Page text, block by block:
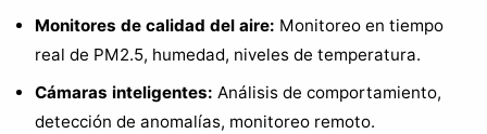
Monitores de calidad del aire: Monitoreo en tiempo
real de PM2.5, humedad, niveles de temperatura.
Cámaras inteligentes: Análisis de comportamiento,
detección de anomalías, monitoreo remoto.